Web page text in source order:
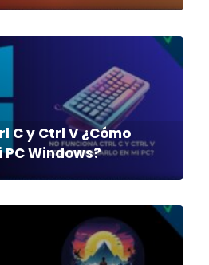
C y Ctrl V ¿Cómo
Windows?